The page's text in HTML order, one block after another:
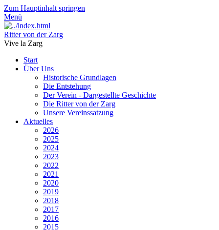
Zum Hauptinhalt springen
Menü
Ritter von der Zarg
Vive la Zarg
Start
Über Uns
Historische Grundlagen
Die Entstehung
Der Verein - Dargestellte Geschichte
Die Ritter von der Zarg
Unsere Vereinssatzung
Aktuelles
2026
2025
2024
2023
2022
2021
2020
2019
2018
2017
2016
2015